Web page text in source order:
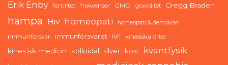
Erik Enby fertilitet frekvenser GMO graviditet Gregg Braden
hampa Hiv homeopati homeopati & demokrati
immunförsvar immunförsvaret IVF kinesiska örter
kinesisk medicin kolloidalt silver kost kvantfysik